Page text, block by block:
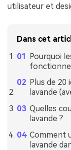
utilisateur et
Dans cet
Pourquoi
Plus de
lavande
Quelles
lavande ?
Comment
lavande